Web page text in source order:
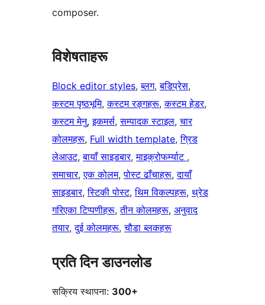
composer.
विशेषताहरू
Block editor styles, ब्लग, बडिप्रेस
कस्टम पृष्ठभूमि, कस्टम रङ्गहरू, कस्टम हेडर
कस्टम मेनु, इकमर्स, सम्पादक स्टाइल, चार
कोलमहरू, Full width template, ग्रिड
लेआउट, बायाँ साइडबार, माइक्रोफर्म्याट
समाचार, एक कोलम, पोस्ट ढाँचाहरू, दायाँ
साइडबार, स्टिकी पोस्ट, थिम विकल्पहरू, थ्रेड
गरिएका टिप्पणीहरू, तीन कोलमहरू, अनुवाद
तयार, दुई कोलमहरू, चौडा ब्लकहरू
प्रति दिन डाउनलोड
सक्रिय स्थापना: 300+